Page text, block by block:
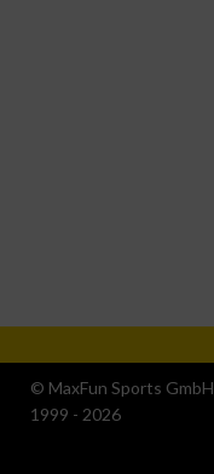
© MaxFun Sports GmbH
1999 - 2026